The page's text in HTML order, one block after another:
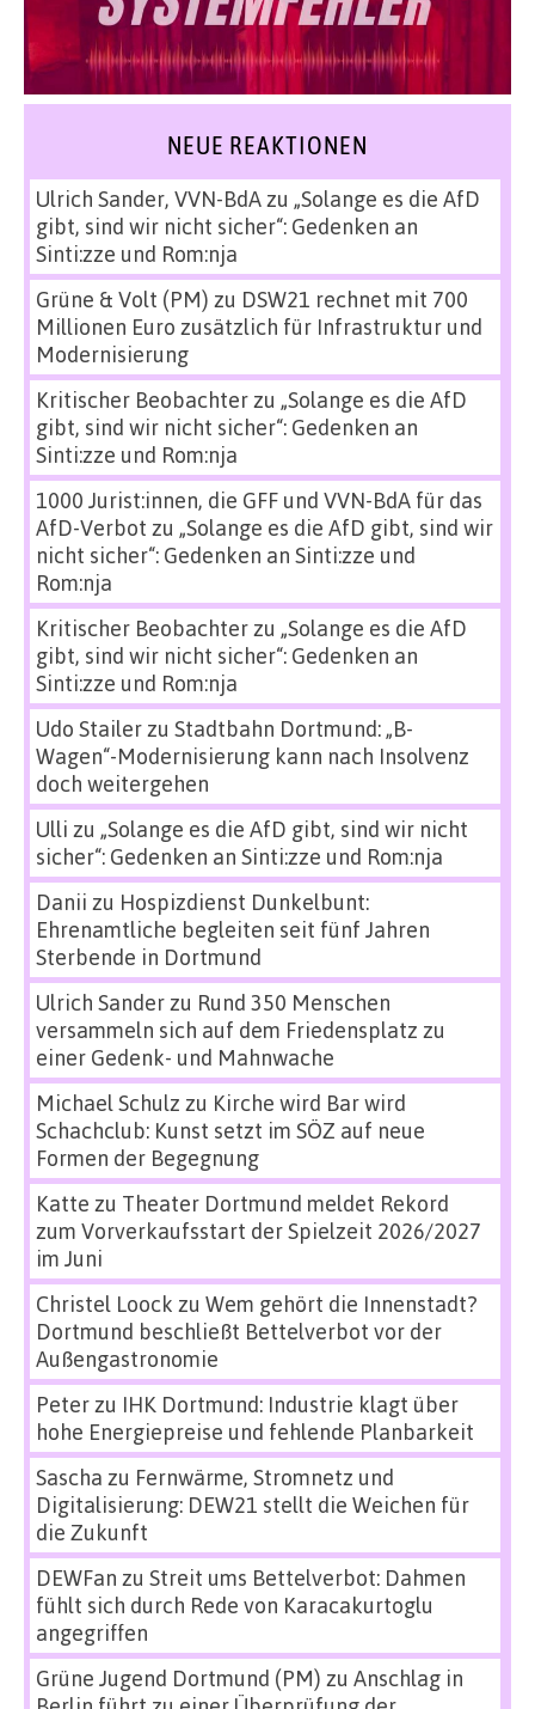
NEUE REAKTIONEN
Ulrich Sander, VVN-BdAzu „Solange es die AfD
gibt, sind wir nicht sicher“: Gedenken an
Sinti:zze und Rom:nja
Grüne & Volt (PM) zu DSW21 rechnet mit 700
Millionen Euro zusätzlich für Infrastruktur und
Modernisierung
Kritischer Beobachterzu „Solange es die AfD
gibt, sind wir nicht sicher“: Gedenken an
Sinti:zze und Rom:nja
1000 Jurist:innen, die GFF und VVN-BdA für das
AfD-Verbot zu „Solange es die AfD gibt, sind wir
nicht sicher“: Gedenken an Sinti:zze und
Rom:nja
Kritischer Beobachterzu „Solange es die AfD
gibt, sind wir nicht sicher“: Gedenken an
Sinti:zze und Rom:nja
Udo Stailerzu Stadtbahn Dortmund: „B-
Wagen“-Modernisierung kann nach Insolvenz
doch weitergehen
Ulli zu „Solange es die AfD gibt, sind wir nicht
sicher“: Gedenken an Sinti:zze und Rom:nja
Danii zu Hospizdienst Dunkelbunt:
Ehrenamtliche begleiten seit fünf Jahren
Sterbende in Dortmund
Ulrich Sanderzu Rund 350 Menschen
versammeln sich auf dem Friedensplatz zu
einer Gedenk- und Mahnwache
Michael Schulz zu Kirche wird Bar wird
Schachclub: Kunst setzt im SÖZ auf neue
Formen der Begegnung
Katte zu Theater Dortmund meldet Rekord
zum Vorverkaufsstart der Spielzeit 2026/2027
im Juni
Christel Loock zu Wem gehört die Innenstadt?
Dortmund beschließt Bettelverbot vor der
Außengastronomie
Peterzu IHK Dortmund: Industrie klagt über
hohe Energiepreise und fehlende Planbarkeit
Sascha zu Fernwärme, Stromnetz und
Digitalisierung: DEW21 stellt die Weichen für
die Zukunft
DEWFan zu Streit ums Bettelverbot: Dahmen
fühlt sich durch Rede von Karacakurtoglu
angegriffen
Grüne Jugend Dortmund (PM) zu Anschlag in